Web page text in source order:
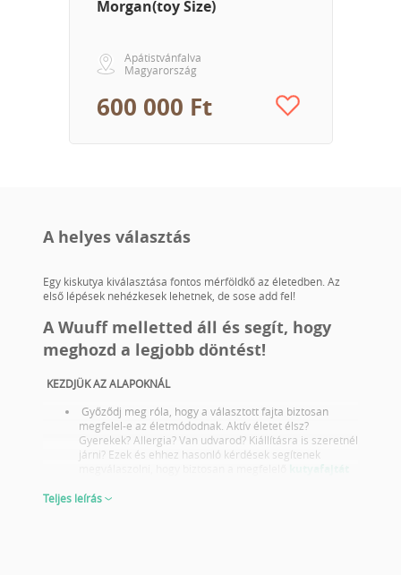
Morgan(toy Size)
Apátistvánfalva
Magyarország
600 000 Ft
A helyes választás
Egy kiskutya kiválasztása fontos mérföldkő az életedben. Az
első lépések nehézkesek lehetnek, de sose add fel!
A Wuuff melletted áll és segít, hogy
meghozd a legjobb döntést!
KEZDJÜK AZ ALAPOKNÁL
Győződj meg róla, hogy a választott fajta biztosan
megfelel-e az életmódodnak. Aktív életet élsz?
Gyerekek? Allergia? Van udvarod? Kiállításra is szeretnél
járni? Ezek és ehhez hasonló kérdések segítenek
Tájékozódj a választott fajta egészségügyi problémáiról
Teljes leírás